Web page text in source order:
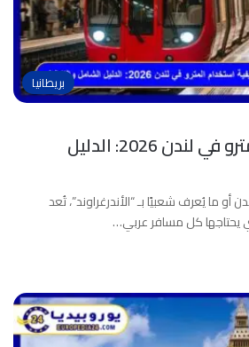
بريطانيا
كيفية استخدام المترو في لندن 2026: الدليل
أو ما يُعرف شعبيًا بـ “الأندرغراوند”، تُعد
يحتاجها كل مسافر عربي…